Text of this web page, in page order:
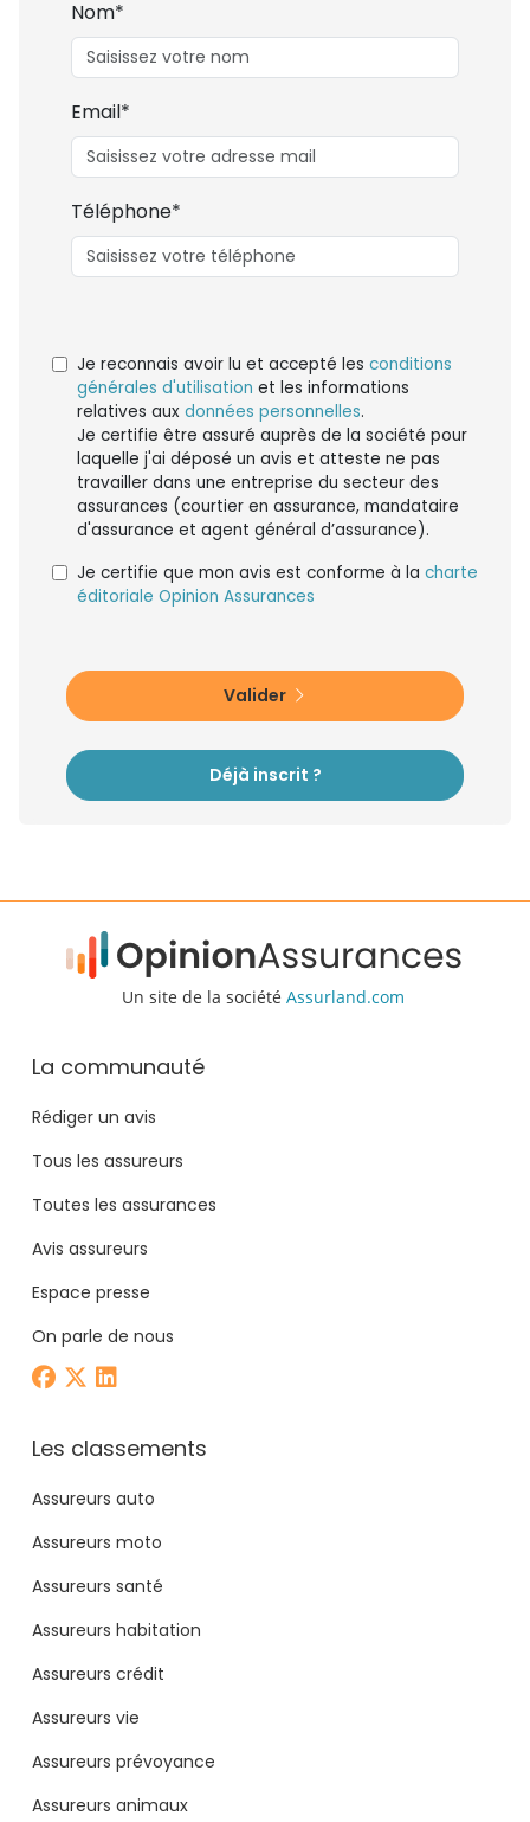
Nom*
Email*
Téléphone*
Je reconnais avoir lu et accepté les conditions
générales d'utilisation et les informations
relatives aux données personnelles.
Je certifie être assuré auprès de la société pour
laquelle j'ai déposé un avis et atteste ne pas
travailler dans une entreprise du secteur des
assurances (courtier en assurance, mandataire
d'assurance et agent général d’assurance).
Je certifie que mon avis est conforme à la charte
éditoriale Opinion Assurances
Valider
Déjà inscrit ?
Un site de la société Assurland.com
La communauté
Rédiger un avis
Tous les assureurs
Toutes les assurances
Avis assureurs
Espace presse
On parle de nous
Les classements
Assureurs auto
Assureurs moto
Assureurs santé
Assureurs habitation
Assureurs crédit
Assureurs vie
Assureurs prévoyance
Assureurs animaux